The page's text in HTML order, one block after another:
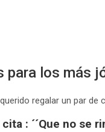
para los más
regalar un par
: ´´Que no se